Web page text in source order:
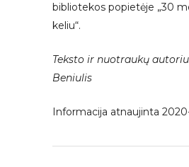
bibliotekos popietėje „30
keliu“.
Teksto ir nuotraukų
Beniulis
Informacija atnaujinta